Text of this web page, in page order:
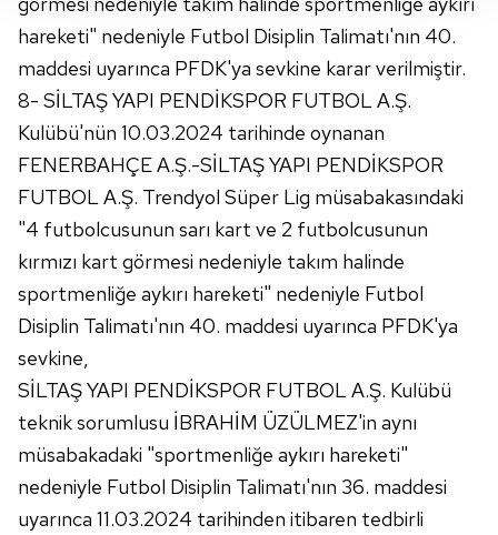
takdirde, kullanıcılara hedefli reklamlar
gösterilmeyecektir."
Sizlere daha iyi bir hizmet sunabilmek için İnternet
Sitemizde kendimize ve üçüncü kişilere ait çerezler
kullanılmaktadır. Bu çerezler vasıtasıyla çeşitli kişisel
verileriniz işlenmekte olup gerekli olan çerezler bilgi
toplumu hizmetlerinin sunulması amacıyla
kullanılmaktadır. Diğer çerezler, sitemizin daha işlevsel
kılınması ve kişiselleştirilmesi ve sizlere yönelik
sınırlı olarak açık rızanız dahilinde kullanılacaktır.
Çerezlere ilişkin tercihlerinizi aşağıda yer alan panel
vasıtasıyla belirleyebilirsiniz. Çerezlere ilişkin detaylı bilgi
için Ayarlar butonuna tıklayabilir,Çerez Bilgilendirme
6698 sayılı Kişisel Verilerin Korunması Kanunu uyarınca
hazırlanmış Aydınlatma Metnimizi okumak ve sitemizde
hareketi" nedeniyle Futbol Disiplin Talimatı'nın 40.
maddesi uyarınca PFDK'ya sevkine karar verilmiştir.
8- SİLTAŞ YAPI PENDİKSPOR FUTBOL A.Ş.
Kulübü'nün 10.03.2024 tarihinde oynanan
FENERBAHÇE A.Ş.-SİLTAŞ YAPI PENDİKSPOR
FUTBOL A.Ş. Trendyol Süper Lig müsabakasındaki
"4 futbolcusunun sarı kart ve 2 futbolcusunun
kırmızı kart görmesi nedeniyle takım halinde
sportmenliğe aykırı hareketi" nedeniyle Futbol
Disiplin Talimatı'nın 40. maddesi uyarınca PFDK'ya
sevkine,
SİLTAŞ YAPI PENDİKSPOR FUTBOL A.Ş. Kulübü
teknik sorumlusu İBRAHİM ÜZÜLMEZ'in aynı
müsabakadaki "sportmenliğe aykırı hareketi"
nedeniyle Futbol Disiplin Talimatı'nın 36. maddesi
uyarınca 11.03.2024 tarihinden itibaren tedbirli